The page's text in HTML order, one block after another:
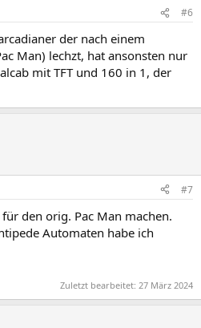
#6
der nach einem
Man) lechzt, hat ansonsten nur
mit TFT und 160 in 1, der
#7
den orig. Pac Man machen.
Automaten habe ich
Zuletzt bearbeitet: 27 März 2024